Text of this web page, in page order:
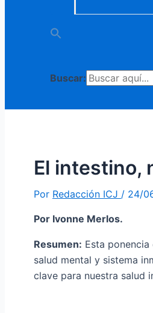
Buscar:
El intestino,
Por Redacción ICJ / 24/
Por Ivonne Merlos.
Resumen: Esta
salud mental y sistema
clave para nuestra salud